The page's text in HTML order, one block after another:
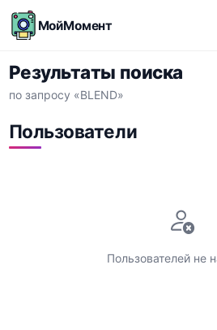
МойМомент
Результаты поиска
по запросу «BLEND»
Пользователи
Пользователей не